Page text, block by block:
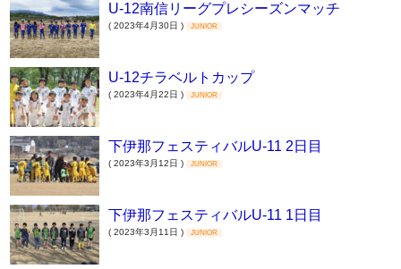
U-12南信リーグプレシーズンマッチ
( 2023年4月30日 ) JUNIOR
U-12チラベルトカップ
( 2023年4月22日 ) JUNIOR
下伊那フェスティバルU-11 2日目
( 2023年3月12日 ) JUNIOR
下伊那フェスティバルU-11 1日目
( 2023年3月11日 ) JUNIOR